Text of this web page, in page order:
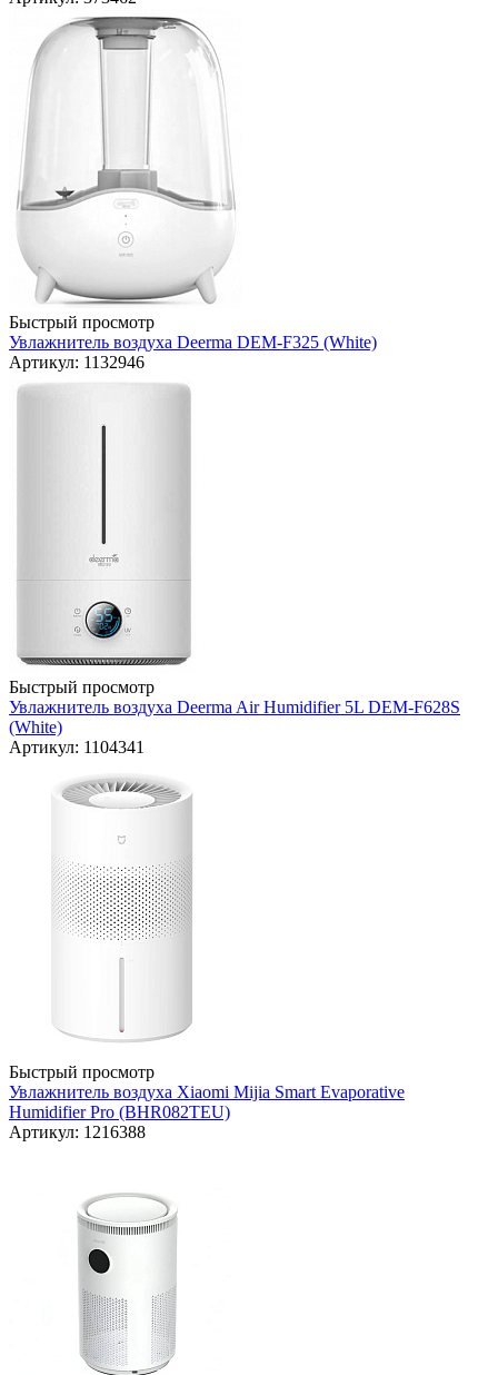
Быстрый просмотр
Увлажнитель воздуха Deerma DEM-F325 (White)
Артикул: 1132946
Быстрый просмотр
Увлажнитель воздуха Deerma Air Humidifier 5L DEM-F628S
(White)
Артикул: 1104341
Быстрый просмотр
Увлажнитель воздуха Xiaomi Mijia Smart Evaporative
Humidifier Pro (BHR082TEU)
Артикул: 1216388